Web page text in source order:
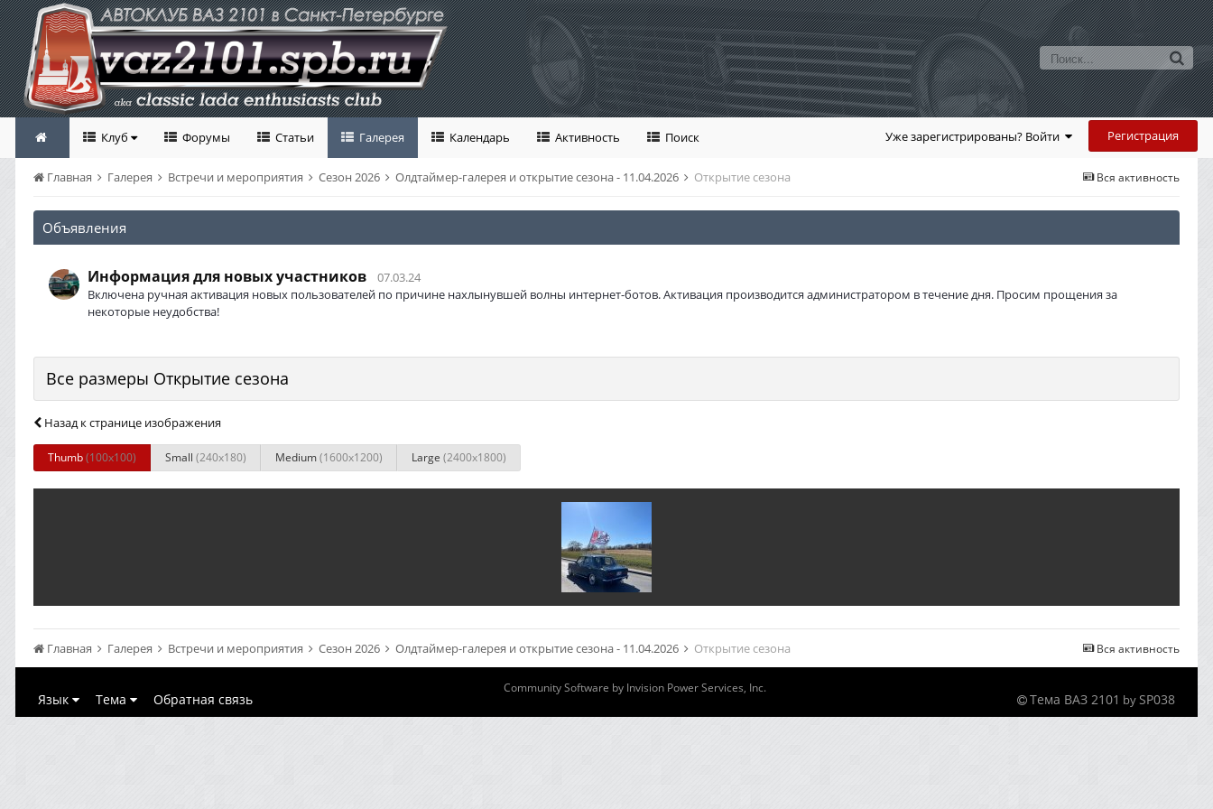
Уже зарегистрированы? Войти Регистрация
Клуб Форумы Статьи Галерея Календарь Активность Поиск
Вся активность
Главная Галерея Встречи и мероприятия Сезон 2026 Олдтаймер-галерея и открытие сезона - 11.04.2026 Открытие сезона
Объявления
Информация для новых участников
07.03.24
Включена ручная активация новых пользователей по причине нахлынувшей волны интернет-ботов. Активация производится администратором в течение дня. Просим прощения за
некоторые неудобства!
Все размеры Открытие сезона
Назад к странице изображения
Thumb(100x100) Small (240x180) Medium(1600x1200) Large (2400x1800)
Вся активность
Главная Галерея Встречи и мероприятия Сезон 2026 Олдтаймер-галерея и открытие сезона - 11.04.2026 Открытие сезона
Тема ВАЗ 2101 by SP038
Язык Тема Обратная связь
Community Software by Invision Power Services, Inc.